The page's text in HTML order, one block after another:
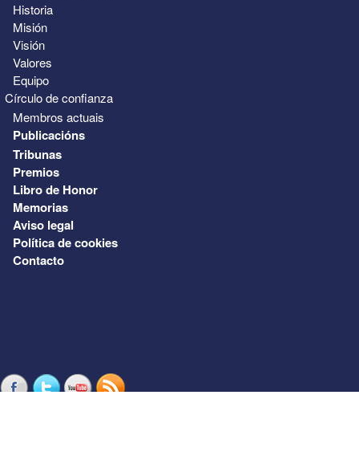
Historia
Misión
Visión
Valores
Equipo
Círculo de confianza
Membros actuais
Publicacións
Tribunas
Premios
Libro de Honor
Memorias
Aviso legal
Política de cookies
Contacto